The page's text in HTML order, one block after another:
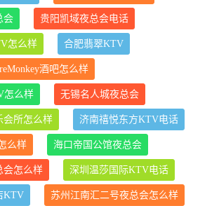
会 贵阳凯域夜总会电话
怎么样 合肥翡翠KTV
酒吧怎么样
怎么样 无锡名人城夜总会
会所怎么样 济南禧悦东方KTV电话
么样 海口帝国公馆夜总会
会怎么样 深圳温莎国际KTV电话
KTV 苏州江南汇二号夜总会怎么样